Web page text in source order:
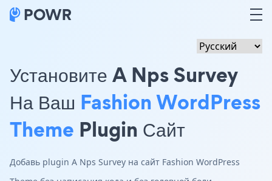
Установите A Nps Survey
На Ваш Fashion WordPress
Theme Plugin Сайт
Добавь plugin A Nps Survey на сайт Fashion WordPress